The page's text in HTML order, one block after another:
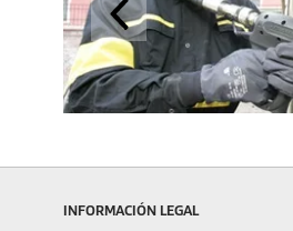
INFORMACIÓN LEGAL